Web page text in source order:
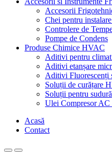
Accesorii
Chei pentru
Controlere de
Pompe de Condens
Produse Chimice HVAC
Aditivi pentru
Aditivi etanșare
Aditivi Fluorescenți
Soluții de curățare
Soluții pentru sudură
Ulei Compresor
Acasă
Contact